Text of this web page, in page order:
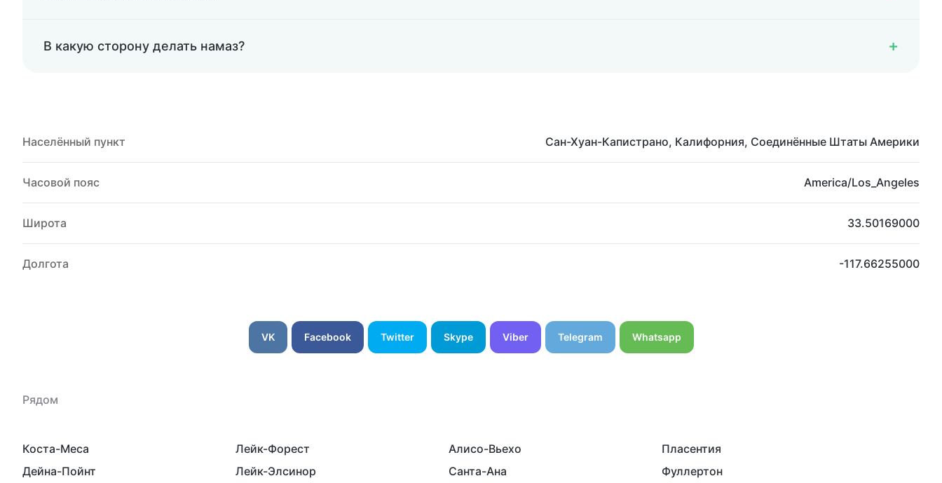
В какую сторону делать намаз?
Населённый пункт Сан-Хуан-Капистрано, Калифорния, Соединённые Штаты Америки
Часовой пояс America/Los_Angeles
Широта 33.50169000
Долгота -117.66255000
VK Facebook Twitter Skype Viber Telegram Whatsapp
Рядом
Коста-Меса Лейк-Форест Алисо-Вьехо
Пласентия
Дейна-Пойнт
Лейк-Элсинор Санта-Ана Фуллертон